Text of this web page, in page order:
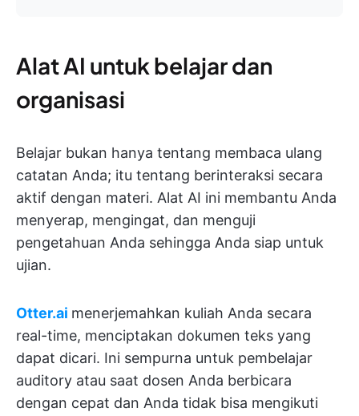
Alat AI untuk belajar dan
organisasi
Belajar bukan hanya tentang membaca ulang
catatan Anda; itu tentang berinteraksi secara
aktif dengan materi. Alat AI ini membantu Anda
menyerap, mengingat, dan menguji
pengetahuan Anda sehingga Anda siap untuk
ujian.
Otter.ai menerjemahkan kuliah Anda secara
real-time, menciptakan dokumen teks yang
dapat dicari. Ini sempurna untuk pembelajar
auditory atau saat dosen Anda berbicara
dengan cepat dan Anda tidak bisa mengikuti